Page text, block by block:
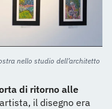
nello studio dell’architetto
di ritorno alle
il disegno era